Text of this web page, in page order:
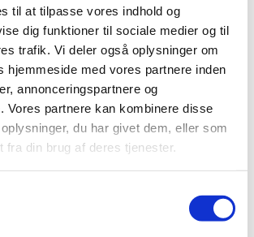
til at tilpasse vores indhold og
dig funktioner til sociale medier og til
trafik. Vi deler også oplysninger om
hjemmeside med vores partnere inden
annonceringspartnere og
Vores partnere kan kombinere disse
du har givet dem, eller som
fra din brug af deres tjenester.
gennem 50
50-års jubilæum dykker vi ned i arkiverne
vores hverdag. Se flere historier og